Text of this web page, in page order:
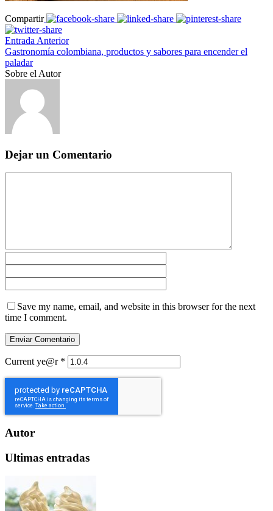
Compartir
Entrada Anterior
Gastronomía colombiana, productos y sabores para encender el
paladar
Sobre el Autor
Dejar un Comentario
Save my name, email, and website in this browser for the next
time I comment.
Current ye@r *
Autor
Ultimas entradas